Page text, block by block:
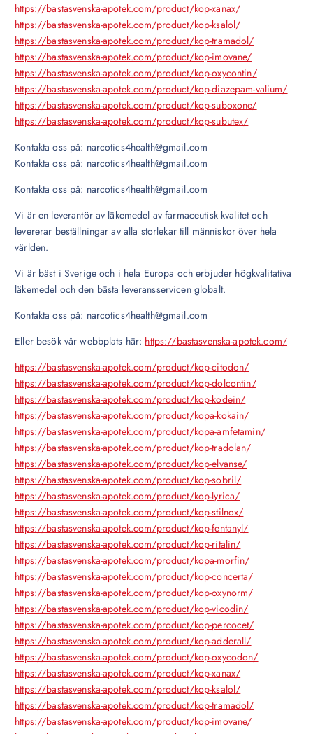
https://bastasvenska-apotek.com/product/kop-xanax/
https://bastasvenska-apotek.com/product/kop-ksalol/
https://bastasvenska-apotek.com/product/kop-tramadol/
https://bastasvenska-apotek.com/product/kop-imovane/
https://bastasvenska-apotek.com/product/kop-oxycontin/
https://bastasvenska-apotek.com/product/kop-diazepam-valium/
https://bastasvenska-apotek.com/product/kop-suboxone/
https://bastasvenska-apotek.com/product/kop-subutex/
Kontakta oss på: narcotics4health@gmail.com
Kontakta oss på: narcotics4health@gmail.com
Kontakta oss på: narcotics4health@gmail.com
Vi är en leverantör av läkemedel av farmaceutisk kvalitet och
levererar beställningar av alla storlekar till människor över hela
världen.
Vi är bäst i Sverige och i hela Europa och erbjuder högkvalitativa
läkemedel och den bästa leveransservicen globalt.
Kontakta oss på: narcotics4health@gmail.com
Eller besök vår webbplats här: https://bastasvenska-apotek.com/
https://bastasvenska-apotek.com/product/kop-citodon/
https://bastasvenska-apotek.com/product/kop-dolcontin/
https://bastasvenska-apotek.com/product/kop-kodein/
https://bastasvenska-apotek.com/product/kopa-kokain/
https://bastasvenska-apotek.com/product/kopa-amfetamin/
https://bastasvenska-apotek.com/product/kop-tradolan/
https://bastasvenska-apotek.com/product/kop-elvanse/
https://bastasvenska-apotek.com/product/kop-sobril/
https://bastasvenska-apotek.com/product/kop-lyrica/
https://bastasvenska-apotek.com/product/kop-stilnox/
https://bastasvenska-apotek.com/product/kop-fentanyl/
https://bastasvenska-apotek.com/product/kop-ritalin/
https://bastasvenska-apotek.com/product/kopa-morfin/
https://bastasvenska-apotek.com/product/kop-concerta/
https://bastasvenska-apotek.com/product/kop-oxynorm/
https://bastasvenska-apotek.com/product/kop-vicodin/
https://bastasvenska-apotek.com/product/kop-percocet/
https://bastasvenska-apotek.com/product/kop-adderall/
https://bastasvenska-apotek.com/product/kop-oxycodon/
https://bastasvenska-apotek.com/product/kop-xanax/
https://bastasvenska-apotek.com/product/kop-ksalol/
https://bastasvenska-apotek.com/product/kop-tramadol/
https://bastasvenska-apotek.com/product/kop-imovane/